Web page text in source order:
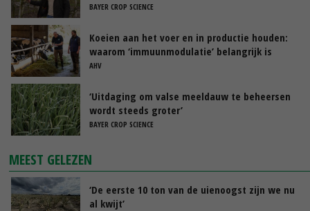
BAYER CROP SCIENCE
Koeien aan het voer en in productie houden:
waarom ‘immuunmodulatie’ belangrijk is
tijdens de transitieperiode
AHV
‘Uitdaging om valse meeldauw te beheersen
wordt steeds groter’
BAYER CROP SCIENCE
MEEST GELEZEN
‘De eerste 10 ton van de uienoogst zijn we nu
al kwijt’